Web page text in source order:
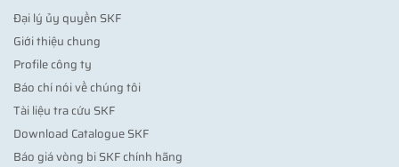
Đại lý ủy quyền SKF
Giới thiệu chung
Profile công ty
Báo chí nói về chúng tôi
Tài liệu tra cứu SKF
Download Catalogue SKF
Báo giá vòng bi SKF chính hãng